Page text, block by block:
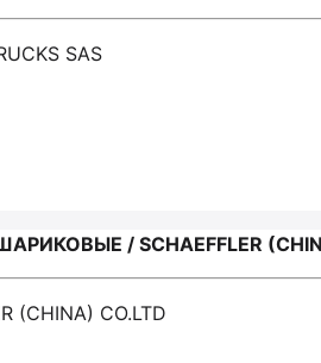
SAS
/ SCHAEFFLER
(CHINA) CO.LTD